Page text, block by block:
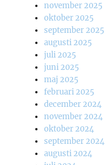
november 2025
oktober 2025
september 2025
augusti 2025
juli 2025
juni 2025
maj 2025
februari 2025
december 2024
november 2024
oktober 2024
september 2024
augusti 2024